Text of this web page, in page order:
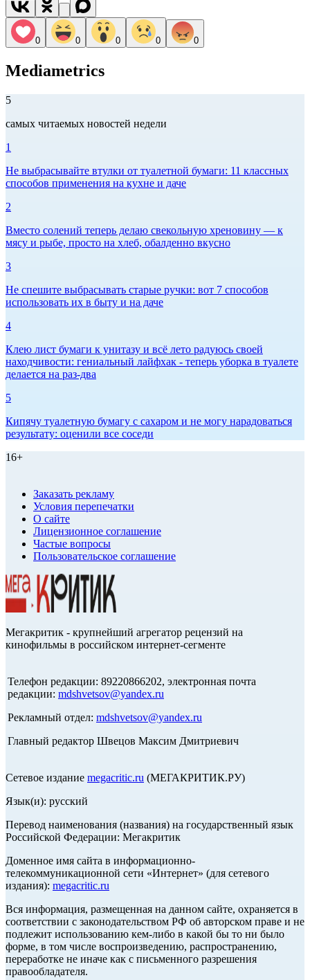
0 0 0 0 0
Mediametrics
5
самых читаемых новостей недели
1
Не выбрасывайте втулки от туалетной бумаги: 11 классных
способов применения на кухне и даче
2
Вместо солений теперь делаю свекольную хреновину — к
мясу и рыбе, просто на хлеб, обалденно вкусно
3
Не спешите выбрасывать старые ручки: вот 7 способов
использовать их в быту и на даче
4
Клею лист бумаги к унитазу и всё лето радуюсь своей
находчивости: гениальный лайфхак - теперь уборка в туалете
делается на раз-два
5
Кипячу туалетную бумагу с сахаром и не могу нарадоваться
результату: оценили все соседи
16+
Заказать рекламу
Условия перепечатки
О сайте
Лицензионное соглашение
Частые вопросы
Пользовательское соглашение
Мегакритик - крупнейший агрегатор рецензий на
кинофильмы в российском интернет-сегменте
Телефон редакции: 89220866202, электронная почта
редакции: mdshvetsov@yandex.ru
Рекламный отдел: mdshvetsov@yandex.ru
Главный редактор Швецов Максим Дмитриевич
Сетевое издание megacritic.ru (МЕГАКРИТИК.РУ)
Язык(и): русский
Перевод наименования (названия) на государственный язык
Российской Федерации: Мегакритик
Доменное имя сайта в информационно-
телекоммуникационной сети «Интернет» (для сетевого
издания): megacritic.ru
Вся информация, размещенная на данном сайте, охраняется в
соответствии с законодательством РФ об авторском праве и не
подлежит использованию кем-либо в какой бы то ни было
форме, в том числе воспроизведению, распространению,
переработке не иначе как с письменного разрешения
правообладателя.